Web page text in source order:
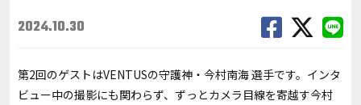
2024.10.30
第2回のゲストはVENTUSの守護神・今村南海 選手です。インタ
ビュー中の撮影にも関わらず、ずっとカメラ目線を寄越す今村